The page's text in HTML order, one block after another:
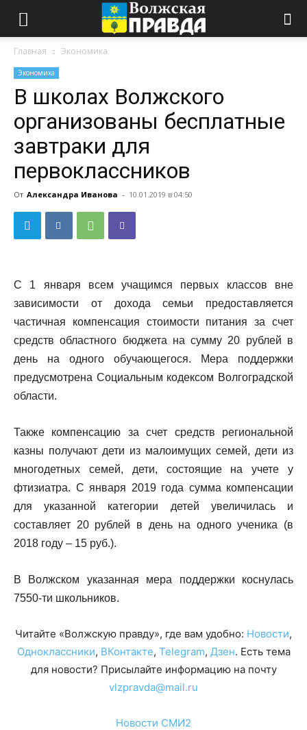
Главная Экономика
Экономика
В школах Волжского
организованы бесплатные
завтраки для
первоклассников
От Александра Иванова - 10.01.2019 в 04:50
С 1 января всем учащимся первых классов вне
зависимости от дохода семьи предоставляется
частичная компенсация стоимости питания за счет
средств областного бюджета на сумму 20 рублей в
день на одного обучающегося. Мера поддержки
предусмотрена Социальным кодексом Волгоградской
области.
Также компенсацию за счет средств региональной
казны получают дети из малоимущих семей, дети из
многодетных семей, дети, состоящие на учете у
фтизиатра. С января 2019 года сумма компенсации
для указанной категории детей увеличилась и
составляет 20 рублей в день на одного ученика (в
2018 году – 15 руб.).
В Волжском указанная мера поддержки коснулась
7550-ти школьников.
Читайте «Волжскую правду», где вам удобно: Новости,
Одноклассники, ВКонтакте, Telegram, Дзен. Есть тема
для новости? Присылайте информацию на почту
vlzpravda@mail.ru
Новости СМИ2